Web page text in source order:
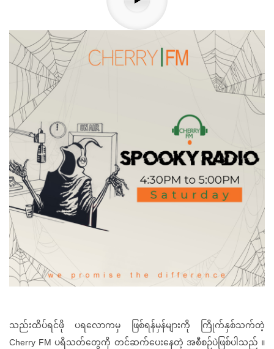
သည်းထိပ်ရင်ဖို ပရလောကမှ ဖြစ်ရန်မှန်များကို ကြိုက်နှစ်သက်တဲ့
Cherry FM ပရိသတ်တွေကို တင်ဆက်ပေးနေတဲ့ အစီစဉ်ပဲဖြစ်ပါသည် ။